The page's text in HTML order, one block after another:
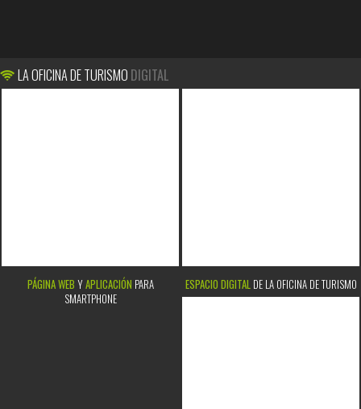
LA OFICINA DE TURISMO DIGITAL
PÁGINA WEB YAPLICACIÓN PARA
SMARTPHONE
ESPACIO DIGITALDE LA OFICINA DE TURISMO